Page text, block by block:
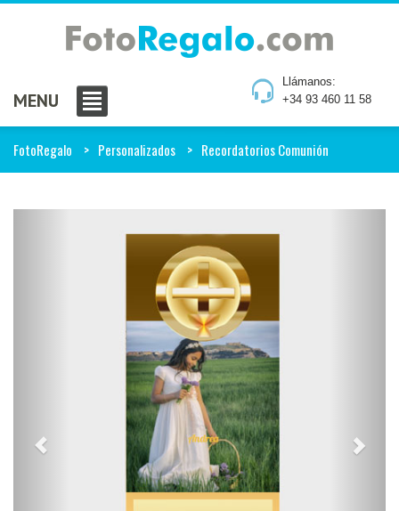
Llámanos:
+34 93 460 11 58
MENU
FotoRegalo Personalizados Recordatorios Comunión